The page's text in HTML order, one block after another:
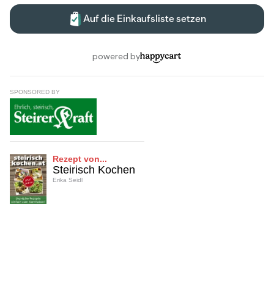
SPONSORED BY
Rezept von...
Steirisch Kochen
Erika Seidl